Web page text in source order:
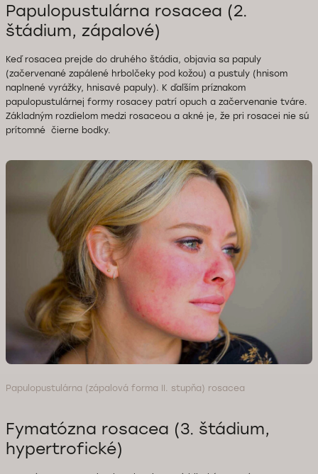
Papulopustulárna rosacea (2.
štádium, zápalové)
Keď rosacea prejde do druhého štádia, objavia sa papuly
(začervenané zapálené hrbolčeky pod kožou) a pustuly (hnisom
naplnené vyrážky, hnisavé papuly). K ďaľším príznakom
papulopustulárnej formy rosacey patrí opuch a začervenanie tváre.
Základným rozdielom medzi rosaceou a akné je, že pri rosacei nie sú
prítomné čierne bodky.
Papulopustulárna (zápalová forma II. stupňa) rosacea
Fymatózna rosacea (3. štádium,
hypertrofické)